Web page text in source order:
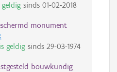
geldigsinds 01-02-2018
monument
is geldigsinds 29-03-1974
bouwkundig